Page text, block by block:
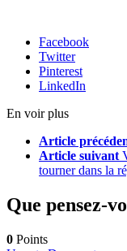
Facebook
Twitter
Pinterest
LinkedIn
En voir plus
Article
Article suivant
tourner dans la
Que pensez-
0 Points